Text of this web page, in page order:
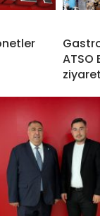
ATSO
ziyaret